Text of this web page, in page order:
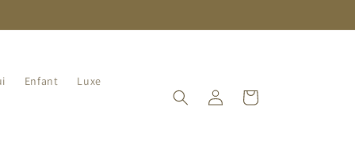
Enfant Luxe
Connexion Panier